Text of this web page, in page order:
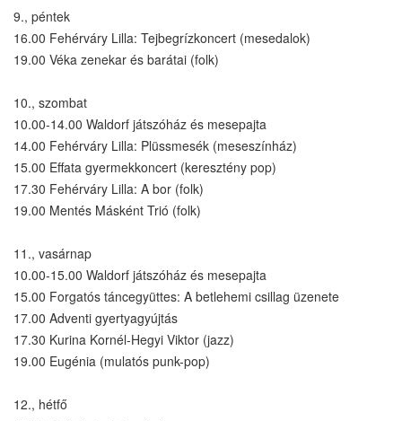
9., péntek
16.00 Fehérváry Lilla: Tejbegrízkoncert (mesedalok)
19.00 Véka zenekar és barátai (folk)
10., szombat
10.00-14.00 Waldorf játszóház és mesepajta
14.00 Fehérváry Lilla: Plüssmesék (meseszínház)
15.00 Effata gyermekkoncert (keresztény pop)
17.30 Fehérváry Lilla: A bor (folk)
19.00 Mentés Másként Trió (folk)
11., vasárnap
10.00-15.00 Waldorf játszóház és mesepajta
15.00 Forgatós táncegyüttes: A betlehemi csillag üzenete
17.00 Adventi gyertyagyújtás
17.30 Kurina Kornél-Hegyi Viktor (jazz)
19.00 Eugénia (mulatós punk-pop)
12., hétfő